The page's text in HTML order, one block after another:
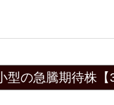
型の急騰期待株【